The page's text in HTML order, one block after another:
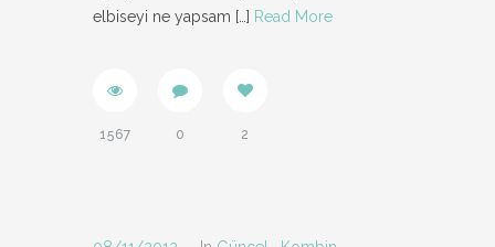
elbiseyi ne yapsam […] Read More
1567 0 2